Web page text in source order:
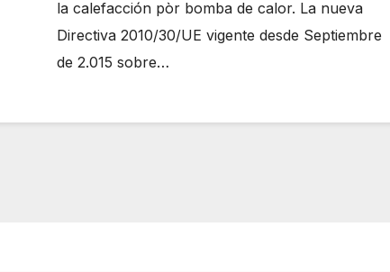
la calefacción pòr bomba de calor. La nueva
Directiva 2010/30/UE vigente desde Septiembre
de 2.015 sobre…